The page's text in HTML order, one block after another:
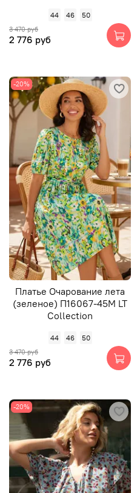
44 46 50
3 470 руб
2 776 руб
-20%
Платье Очарование лета
(зеленое) П16067-45М LT
Collection
44 46 50
3 470 руб
2 776 руб
-20%